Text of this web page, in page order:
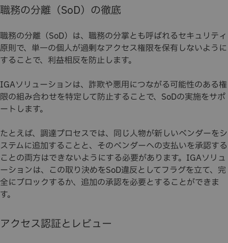
職務の分離（SoD）の徹底
職務の分離（SoD）は、職務の分掌とも呼ばれるセキュリティ
原則で、単一の個人が過剰なアクセス権限を保有しないように
することで、利益相反を防止します。
IGAソリューションは、詐欺や悪用につながる可能性のある権
限の組み合わせを特定して防止することで、SoDの実施をサポ
ートします。
たとえば、調達プロセスでは、同じ人物が新しいベンダーをシ
ステムに追加することと、そのベンダーへの支払いを承認する
ことの両方はできないようにする必要があります。IGAソリュ
ーションは、この取り決めをSoD違反としてフラグを立て、完
全にブロックするか、追加の承認を必要とすることができま
す。
アクセス認証とレビュー